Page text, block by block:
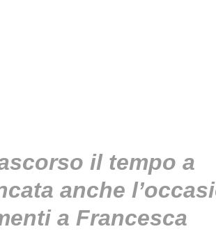
il tempo a
anche
a Francesca